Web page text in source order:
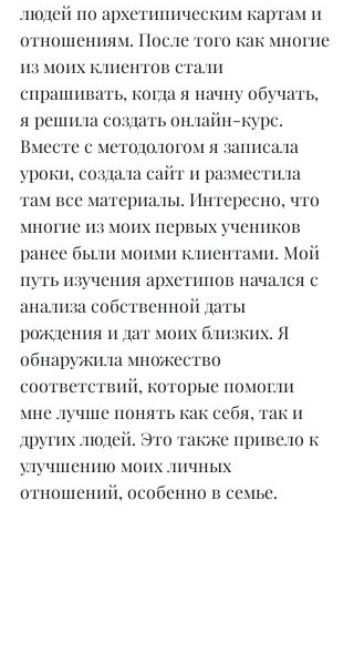
людей по архетипическим картам и
отношениям. После того как многие
из моих клиентов стали
спрашивать, когда я начну обучать,
я решила создать онлайн-курс.
Вместе с методологом я записала
уроки, создала сайт и разместила
там все материалы. Интересно, что
многие из моих первых учеников
ранее были моими клиентами. Мой
путь изучения архетипов начался с
анализа собственной даты
рождения и дат моих близких. Я
обнаружила множество
соответствий, которые помогли
мне лучше понять как себя, так и
других людей. Это также привело к
улучшению моих личных
отношений, особенно в семье.